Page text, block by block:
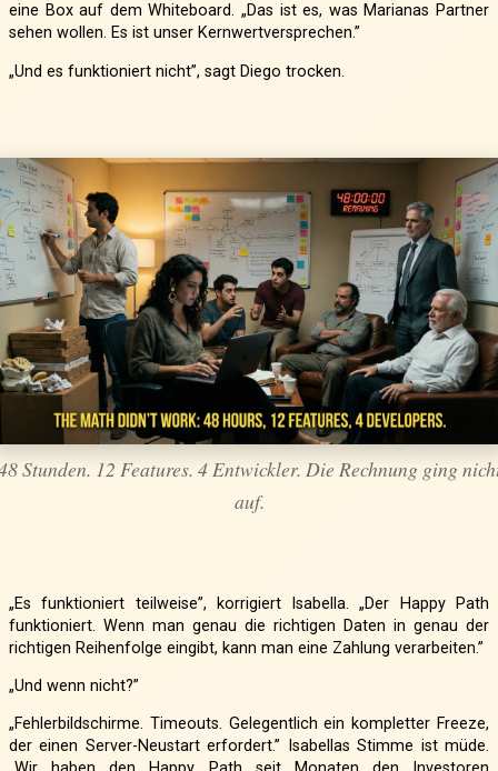
eine Box auf dem Whiteboard. „Das ist es, was Marianas Partner
sehen wollen. Es ist unser Kernwertversprechen.”
„Und es funktioniert nicht”, sagt Diego trocken.
Stunden. 12 Features. 4 Entwickler. Die Rechnung ging
auf.
„Es funktioniert teilweise”, korrigiert Isabella. „Der Happy Path
funktioniert. Wenn man genau die richtigen Daten in genau der
richtigen Reihenfolge eingibt, kann man eine Zahlung verarbeiten.”
„Und wenn nicht?”
„Fehlerbildschirme. Timeouts. Gelegentlich ein kompletter Freeze,
der einen Server-Neustart erfordert.” Isabellas Stimme ist müde.